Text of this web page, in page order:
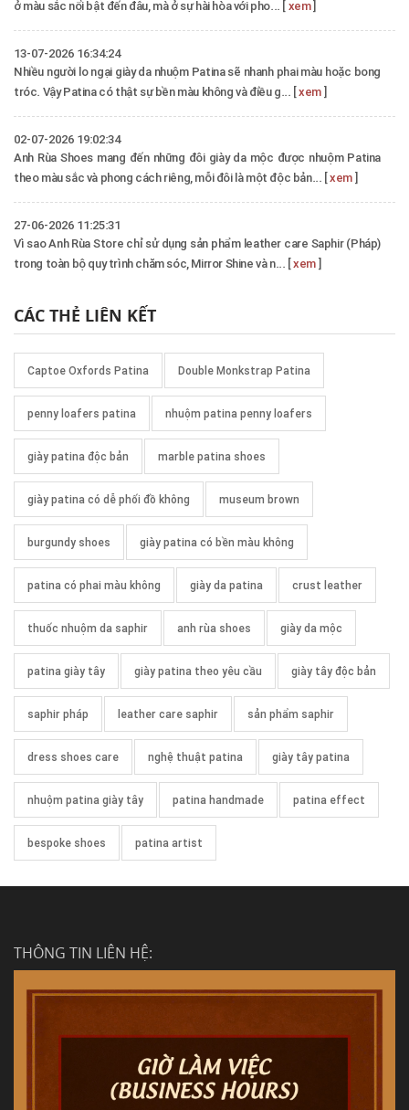
ở màu sắc nổi bật đến đâu, mà ở sự hài hòa với pho... [ xem]
13-07-2026 16:34:24
Nhiều người lo ngại giày da nhuộm Patina sẽ nhanh phai màu hoặc bong
tróc. Vậy Patina có thật sự bền màu không và điều g... [xem]
02-07-2026 19:02:34
Anh Rùa Shoes mang đến những đôi giày da mộc được nhuộm Patina
theo màu sắc và phong cách riêng, mỗi đôi là một độc bản... [xem]
27-06-2026 11:25:31
Vì sao Anh Rùa Store chỉ sử dụng sản phẩm leather care Saphir (Pháp)
trong toàn bộ quy trình chăm sóc, Mirror Shine và n... [xem]
CÁC THẺ LIÊN KẾT
Captoe Oxfords Patina Double Monkstrap Patina
penny loafers patina nhuộm patina penny loafers
giày patina độc bản marble patina shoes
giày patina có dễ phối đồ không museum brown
burgundy shoes giày patina có bền màu không
patina có phai màu không giày da patina crust leather
thuốc nhuộm da saphir anh rùa shoes giày da mộc
patina giày tây giày patina theo yêu cầu giày tây độc bản
saphir pháp leather care saphir sản phẩm saphir
dress shoes care nghệ thuật patina giày tây patina
nhuộm patina giày tây patina handmade patina effect
bespoke shoes patina artist
THÔNG TIN LIÊN HỆ: